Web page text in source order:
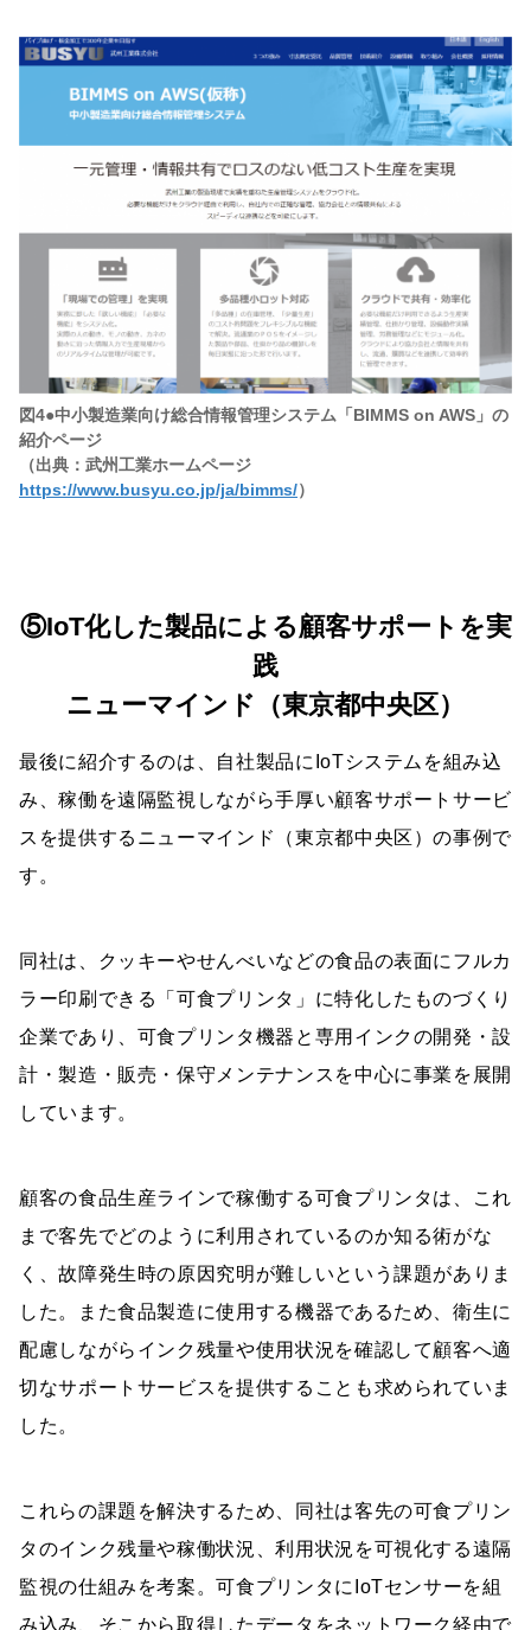
図4●中小製造業向け総合情報管理システム「BIMMS on AWS」の
紹介ページ
（出典：武州工業ホームページ
https://www.busyu.co.jp/ja/bimms/）
⑤IoT化した製品による顧客サポートを実
践
ニューマインド（東京都中央区）
最後に紹介するのは、自社製品にIoTシステムを組み込
み、稼働を遠隔監視しながら手厚い顧客サポートサービ
スを提供するニューマインド（東京都中央区）の事例で
す。
同社は、クッキーやせんべいなどの食品の表面にフルカ
ラー印刷できる「可食プリンタ」に特化したものづくり
企業であり、可食プリンタ機器と専用インクの開発・設
計・製造・販売・保守メンテナンスを中心に事業を展開
しています。
顧客の食品生産ラインで稼働する可食プリンタは、これ
まで客先でどのように利用されているのか知る術がな
く、故障発生時の原因究明が難しいという課題がありま
した。また食品製造に使用する機器であるため、衛生に
配慮しながらインク残量や使用状況を確認して顧客へ適
切なサポートサービスを提供することも求められていま
した。
これらの課題を解決するため、同社は客先の可食プリン
タのインク残量や稼働状況、利用状況を可視化する遠隔
監視の仕組みを考案。可食プリンタにIoTセンサーを組
み込み、そこから取得したデータをネットワーク経由で